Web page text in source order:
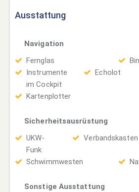
Ausstattung
Navigation
Fernglas
Instrumente
im Cockpit
Echolot
Kartenplotter
Sicherheitsausrüstung
UKW-
Funk
Verbandskasten
Schwimmwesten
Sonstige Ausstattung